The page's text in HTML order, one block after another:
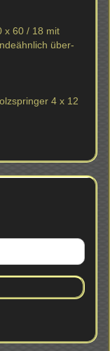
x 60 / 18 mit
über­
4 x 12